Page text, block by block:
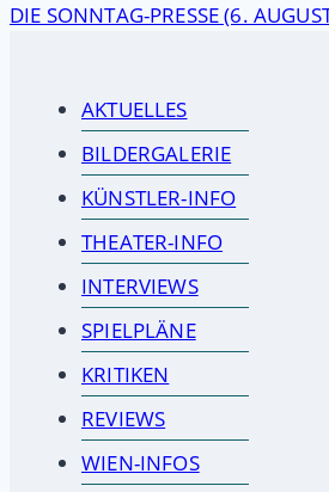
DIE SONNTAG-PRESSE (6.
AKTUELLES
BILDERGALERIE
KÜNSTLER-INFO
THEATER-INFO
INTERVIEWS
SPIELPLÄNE
KRITIKEN
REVIEWS
WIEN-INFOS